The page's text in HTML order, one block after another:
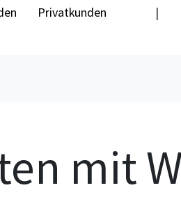
Privatkunden |
mit